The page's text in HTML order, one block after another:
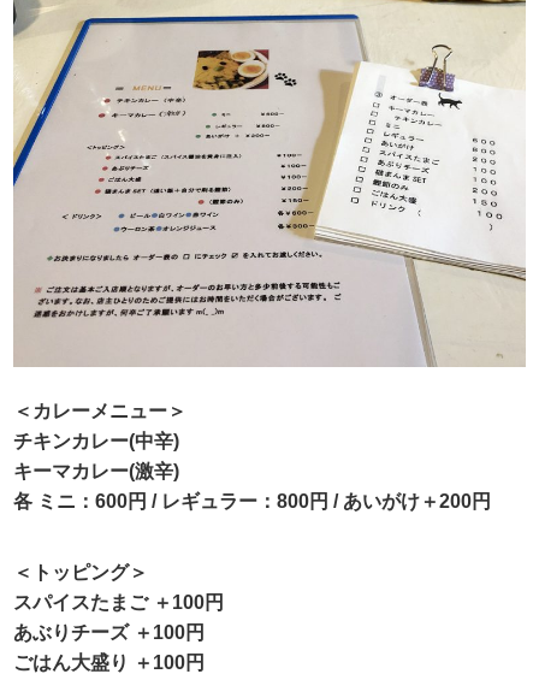
＜カレーメニュー＞
チキンカレー(中辛)
キーマカレー(激辛)
各 ミニ：600円 / レギュラー：800円 / あいがけ＋200円
＜トッピング＞
スパイスたまご ＋100円
あぶりチーズ ＋100円
ごはん大盛り ＋100円